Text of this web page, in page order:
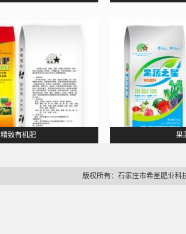
精致有机肥 果
版权所有：石家庄市希星肥业科